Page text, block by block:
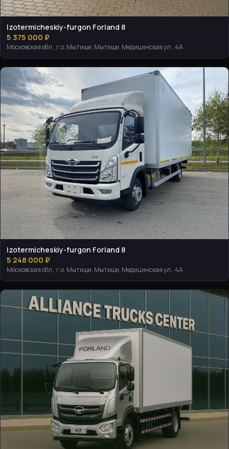
Izotermicheskiy-furgon Forland 8
5 375 000 ₽
Московская обл., г.о. Мытищи, Мытищи, Медицинская ул., 4А
Izotermicheskiy-furgon Forland 8
5 248 000 ₽
Московская обл., г.о. Мытищи, Мытищи, Медицинская ул., 4А